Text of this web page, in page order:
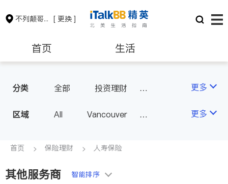
不列颠哥伦比亚省 [ 更换 ]
首页 生活
保险理财 房地产租售
会计师 建筑装修
分类 全部
投资理财
更多
区域 All
Vancouver
Surrey
Coquitlam
Port Coquitlam
更多
首页 保险理财 人寿保险
其他服务商 智能排序